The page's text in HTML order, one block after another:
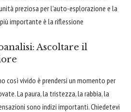
preziosa per l'auto-esplorazione e la
importante è la riflessione
Ascoltare il
così vivido è prendersi un momento per
La paura, la tristezza, la rabbia, la
sono indizi importanti. Chiedetevi